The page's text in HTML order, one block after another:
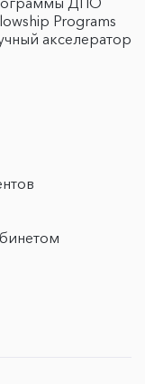
Programs
акселератор